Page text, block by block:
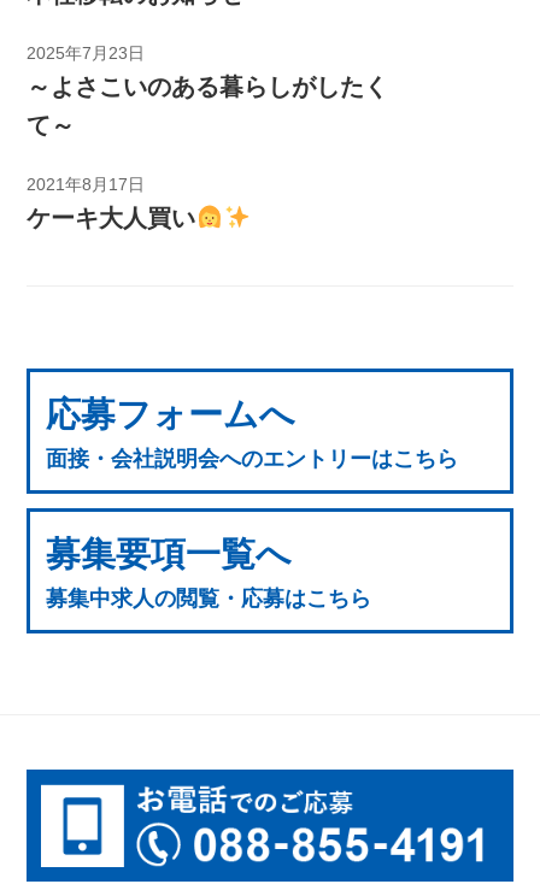
2025年7月23日
～よさこいのある暮らしがしたく
て～
2021年8月17日
ケーキ大人買い
応募フォームへ
面接・会社説明会へのエントリーはこちら
募集要項一覧へ
募集中求人の閲覧・応募はこちら